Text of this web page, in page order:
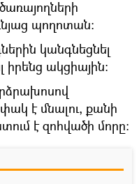
պողոտան։
կանգնեցնել
ակցիային։
է մնալու, քանի
է զոհվածի մորը։